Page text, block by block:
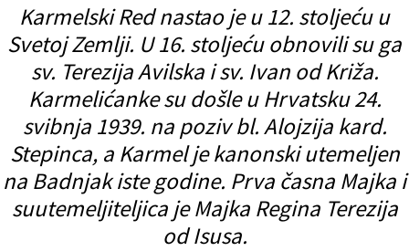
Karmelski Red nastao je u 12. stoljeću u
Svetoj Zemlji. U 16. stoljeću obnovili su ga
sv. Terezija Avilska i sv. Ivan od Križa.
Karmelićanke su došle u Hrvatsku 24.
svibnja 1939. na poziv bl. Alojzija kard.
Stepinca, a Karmel je kanonski utemeljen
na Badnjak iste godine. Prva časna Majka i
suutemeljiteljica je Majka Regina Terezija
od Isusa.